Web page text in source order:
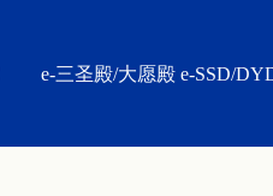
e-三圣殿/大愿殿 e-SSD/